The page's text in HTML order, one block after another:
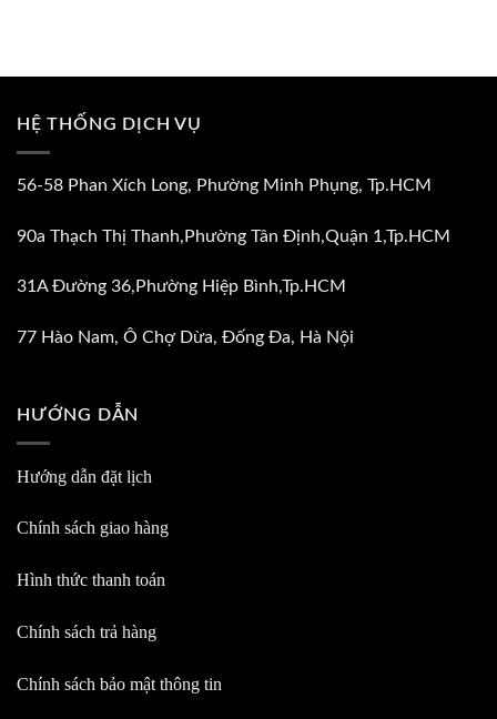
HỆ THỐNG DỊCH VỤ
56-58 Phan Xích Long, Phường Minh Phụng, Tp.HCM
90a Thạch Thị Thanh,Phường Tân Định,Quận 1,Tp.HCM
31A Đường 36,Phường Hiệp Bình,Tp.HCM
77 Hào Nam, Ô Chợ Dừa, Đống Đa, Hà Nội
HƯỚNG DẪN
Hướng dẫn đặt lịch
Chính sách giao hàng
Hình thức thanh toán
Chính sách trả hàng
Chính sách bảo mật thông tin